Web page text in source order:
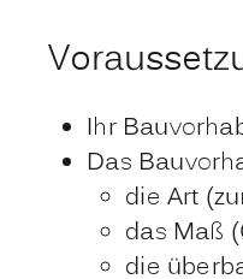
Ihr
Das
die Art
das Maß
die